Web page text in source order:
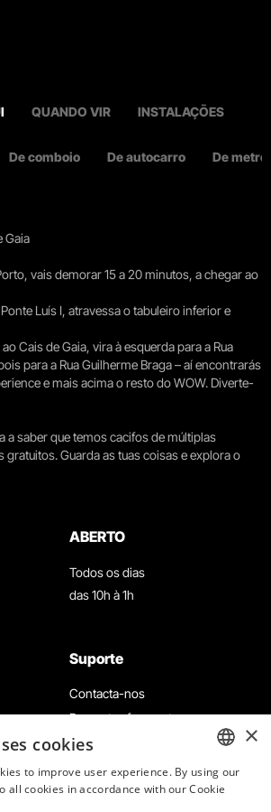
QUANDO VIR INSTALAÇÕES
De comboio De autocarro De metro
Gaia
vais demorar 15 a 20 minutos, a chegar ao
Luís I, atravessa o tabuleiro inferior e
Cais de Gaia, vira à esquerda para a Rua
para a Rua Guilherme Braga – aí encontrarás
e mais acima o resto do WOW. Diverte-
a saber que temos cacifos de múltiplas
gratuitos. Guarda as tuas coisas e explora o
ABERTO
Todos os dias
das 10h à 1h
Suporte
Contacta-nos
Perguntas frequentes
Termos e Condições
Política de privacidade e cookies
Trabalha connosco
ENGLISH
×
cookies
to improve user experience. By using our
all cookies in accordance with our Cookie